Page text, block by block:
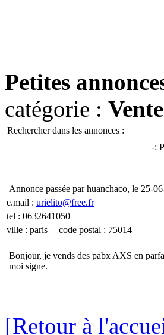
Petites
catégorie :
Rechercher dans les annonces :
-:
Annonce passée par huanchaco, le 25-
e.mail : urielito@free.fr
tel : 0632641050
ville : paris | code postal : 75014
Bonjour, je vends des pabx AXS en
moi signe.
[Retour à